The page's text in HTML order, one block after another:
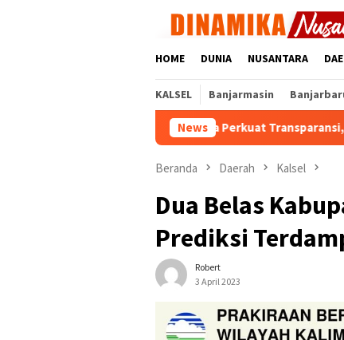
HOME DUNIA NUSANTARA
KALSEL Banjarmasin
News
PT Bangun Banua Perkuat Transparansi, Dividen
Beranda Daerah Kalsel
Dua Belas
Prediksi
Robert
3 April 2023